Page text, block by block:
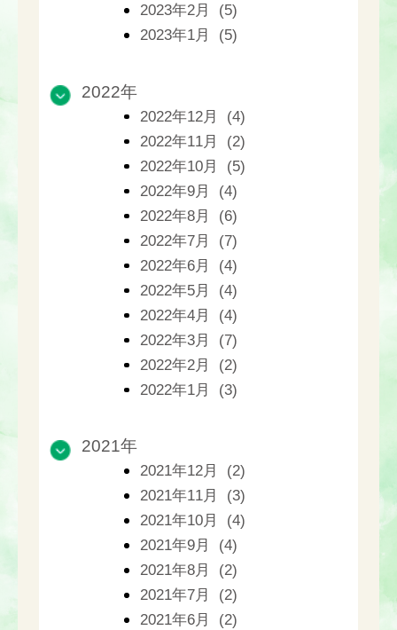
2023年2月 (5)
2023年1月 (5)
2022年
2022年12月 (4)
2022年11月 (2)
2022年10月 (5)
2022年9月 (4)
2022年8月 (6)
2022年7月 (7)
2022年6月 (4)
2022年5月 (4)
2022年4月 (4)
2022年3月 (7)
2022年2月 (2)
2022年1月 (3)
2021年
2021年12月 (2)
2021年11月 (3)
2021年10月 (4)
2021年9月 (4)
2021年8月 (2)
2021年7月 (2)
2021年6月 (2)